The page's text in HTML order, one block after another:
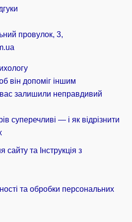
провулок, 3,
він допоміг іншим
залишили неправдивий
суперечливі — і як відрізнити
та Інструкція з
та обробки персональних